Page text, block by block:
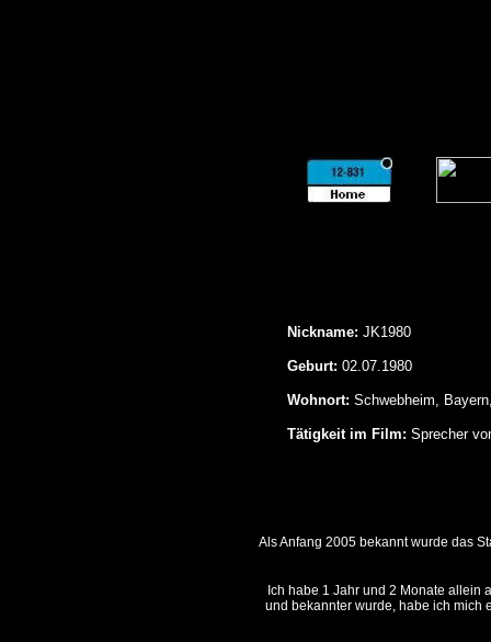
Nickname: JK1980
Geburt: 02.07.1980
Wohnort: Schwebheim,
Tätigkeit im Film: Sprecher
Als Anfang 2005 bekannt wurde das
Ich habe 1 Jahr und 2 Monate allein
und bekannter wurde, habe ich mich